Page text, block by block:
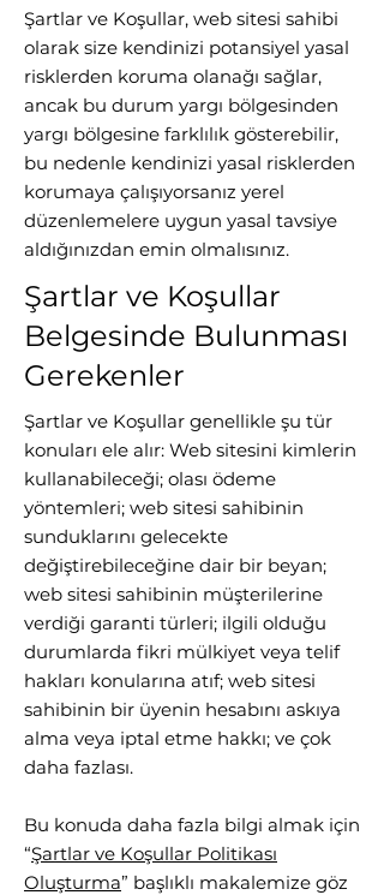
Şartlar ve Koşullar, web sitesi sahibi
olarak size kendinizi potansiyel yasal
risklerden koruma olanağı sağlar,
ancak bu durum yargı bölgesinden
yargı bölgesine farklılık gösterebilir,
bu nedenle kendinizi yasal risklerden
korumaya çalışıyorsanız yerel
düzenlemelere uygun yasal tavsiye
aldığınızdan emin olmalısınız.
Şartlar ve Koşullar
Belgesinde Bulunması
Gerekenler
Şartlar ve Koşullar genellikle şu tür
konuları ele alır: Web sitesini kimlerin
kullanabileceği; olası ödeme
yöntemleri; web sitesi sahibinin
sunduklarını gelecekte
değiştirebileceğine dair bir beyan;
web sitesi sahibinin müşterilerine
verdiği garanti türleri; ilgili olduğu
durumlarda fikri mülkiyet veya telif
hakları konularına atıf; web sitesi
sahibinin bir üyenin hesabını askıya
alma veya iptal etme hakkı; ve çok
daha fazlası.
Bu konuda daha fazla bilgi almak için
“Şartlar ve Koşullar Politikası
Oluşturma” başlıklı makalemize göz